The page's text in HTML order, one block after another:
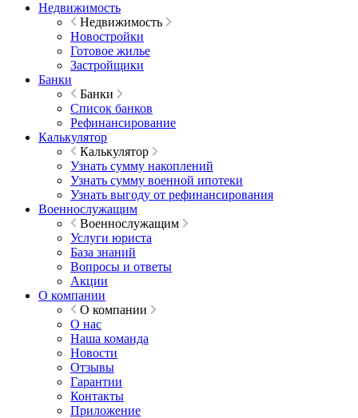
Недвижимость
Недвижимость
Новостройки
Готовое жилье
Застройщики
Банки
Банки
Список банков
Рефинансирование
Калькулятор
Калькулятор
Узнать сумму накоплений
Узнать сумму военной ипотеки
Узнать выгоду от рефинансирования
Военнослужащим
Военнослужащим
Услуги юриста
База знаний
Вопросы и ответы
Акции
О компании
О компании
О нас
Наша команда
Новости
Отзывы
Гарантии
Контакты
Приложение